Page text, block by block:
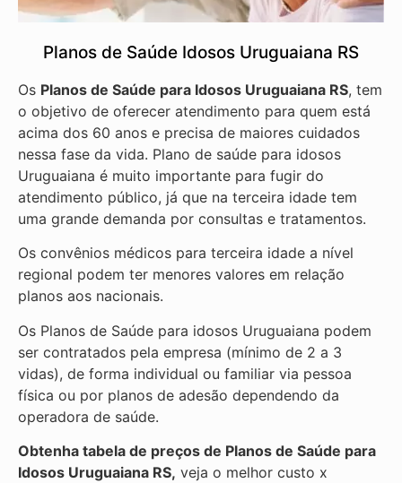
Planos de Saúde Idosos Uruguaiana RS
Os Planos de Saúde para Idosos Uruguaiana RS, tem
o objetivo de oferecer atendimento para quem está
acima dos 60 anos e precisa de maiores cuidados
nessa fase da vida. Plano de saúde para idosos
Uruguaiana é muito importante para fugir do
atendimento público, já que na terceira idade tem
uma grande demanda por consultas e tratamentos.
Os convênios médicos para terceira idade a nível
regional podem ter menores valores em relação
planos aos nacionais.
Os Planos de Saúde para idosos Uruguaiana podem
ser contratados pela empresa (mínimo de 2 a 3
vidas), de forma individual ou familiar via pessoa
física ou por planos de adesão dependendo da
operadora de saúde.
Obtenha tabela de preços de Planos de Saúde para
Idosos Uruguaiana RS, veja o melhor custo x